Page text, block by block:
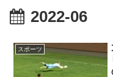
2022-06
スポーツ